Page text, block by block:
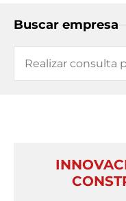
Buscar empresa